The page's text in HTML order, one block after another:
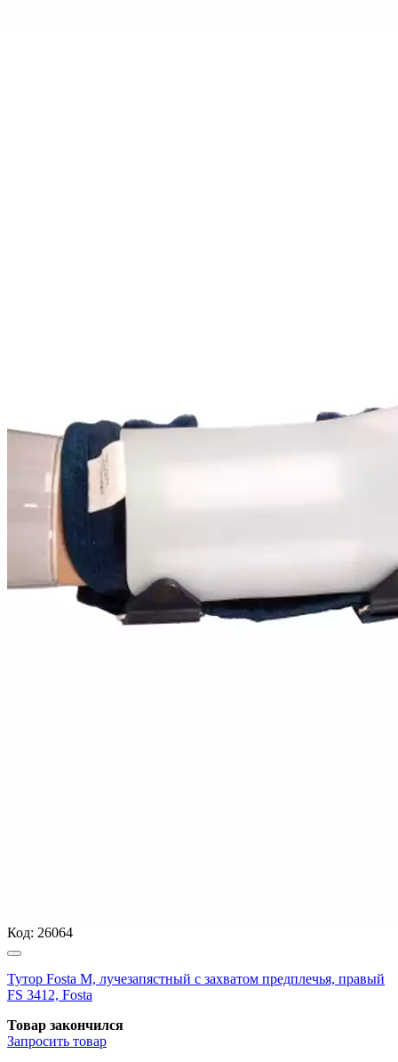
Код: 26064
Тутор Fosta M, лучезапястный с захватом предплечья, правый
FS 3412, Fosta
Товар закончился
Запросить товар